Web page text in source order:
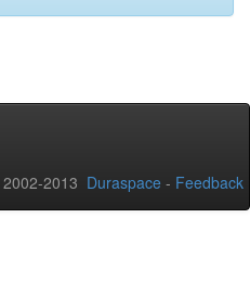
2013 Duraspace - Feedback